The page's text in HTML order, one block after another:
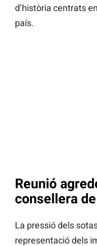
d’història centrats
país.
Reunió
consellera
La pressió dels
representació dels